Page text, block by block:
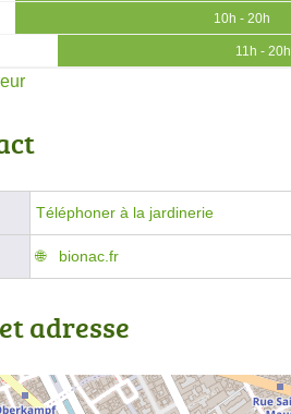
10h - 20h
11h - 20h
Téléphoner à la jardinerie
bionac.fr
adresse